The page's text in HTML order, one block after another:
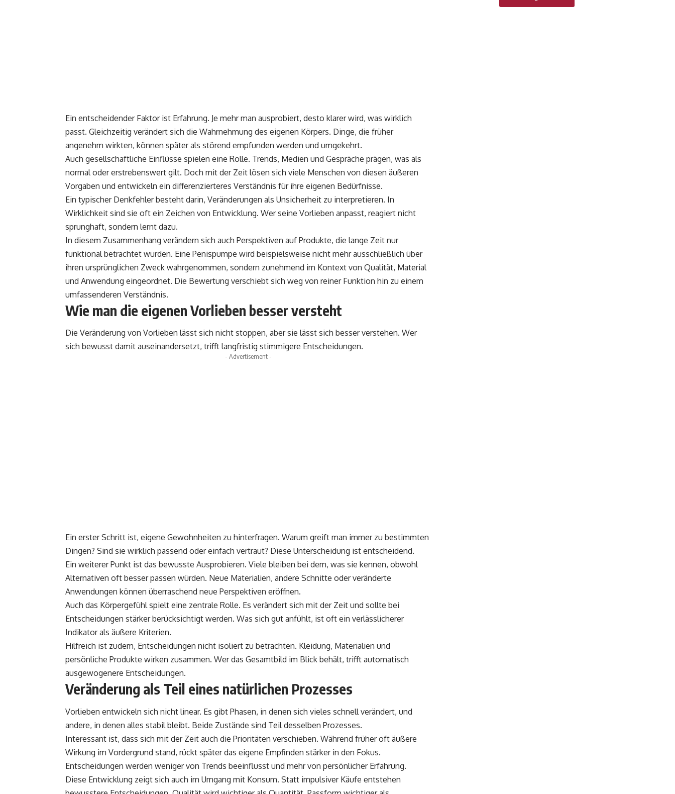
Ein entscheidender Faktor ist Erfahrung. Je mehr man ausprobiert, desto klarer wird, was wirklich
passt. Gleichzeitig verändert sich die Wahrnehmung des eigenen Körpers. Dinge, die früher
angenehm wirkten, können später als störend empfunden werden und umgekehrt.
Auch gesellschaftliche Einflüsse spielen eine Rolle. Trends, Medien und Gespräche prägen, was als
normal oder erstrebenswert gilt. Doch mit der Zeit lösen sich viele Menschen von diesen äußeren
Vorgaben und entwickeln ein differenzierteres Verständnis für ihre eigenen Bedürfnisse.
Ein typischer Denkfehler besteht darin, Veränderungen als Unsicherheit zu interpretieren. In
Wirklichkeit sind sie oft ein Zeichen von Entwicklung. Wer seine Vorlieben anpasst, reagiert nicht
sprunghaft, sondern lernt dazu.
In diesem Zusammenhang verändern sich auch Perspektiven auf Produkte, die lange Zeit nur
funktional betrachtet wurden. Eine Penispumpe wird beispielsweise nicht mehr ausschließlich über
ihren ursprünglichen Zweck wahrgenommen, sondern zunehmend im Kontext von Qualität, Material
und Anwendung eingeordnet. Die Bewertung verschiebt sich weg von reiner Funktion hin zu einem
umfassenderen Verständnis.
Wie man die eigenen Vorlieben besser versteht
Die Veränderung von Vorlieben lässt sich nicht stoppen, aber sie lässt sich besser verstehen. Wer
sich bewusst damit auseinandersetzt, trifft langfristig stimmigere Entscheidungen.
- Advertisement -
Ein erster Schritt ist, eigene Gewohnheiten zu hinterfragen. Warum greift man immer zu bestimmten
Dingen? Sind sie wirklich passend oder einfach vertraut? Diese Unterscheidung ist entscheidend.
Ein weiterer Punkt ist das bewusste Ausprobieren. Viele bleiben bei dem, was sie kennen, obwohl
Alternativen oft besser passen würden. Neue Materialien, andere Schnitte oder veränderte
Anwendungen können überraschend neue Perspektiven eröffnen.
Auch das Körpergefühl spielt eine zentrale Rolle. Es verändert sich mit der Zeit und sollte bei
Entscheidungen stärker berücksichtigt werden. Was sich gut anfühlt, ist oft ein verlässlicherer
Indikator als äußere Kriterien.
Hilfreich ist zudem, Entscheidungen nicht isoliert zu betrachten. Kleidung, Materialien und
persönliche Produkte wirken zusammen. Wer das Gesamtbild im Blick behält, trifft automatisch
ausgewogenere Entscheidungen.
Veränderung als Teil eines natürlichen Prozesses
Vorlieben entwickeln sich nicht linear. Es gibt Phasen, in denen sich vieles schnell verändert, und
andere, in denen alles stabil bleibt. Beide Zustände sind Teil desselben Prozesses.
Interessant ist, dass sich mit der Zeit auch die Prioritäten verschieben. Während früher oft äußere
Wirkung im Vordergrund stand, rückt später das eigene Empfinden stärker in den Fokus.
Entscheidungen werden weniger von Trends beeinflusst und mehr von persönlicher Erfahrung.
Diese Entwicklung zeigt sich auch im Umgang mit Konsum. Statt impulsiver Käufe entstehen